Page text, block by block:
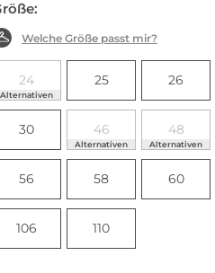
Welche Größe passt mir?
24
Alternativen
25 26
30 46
Alternativen
48
Alternativen
56 58 60
106 110